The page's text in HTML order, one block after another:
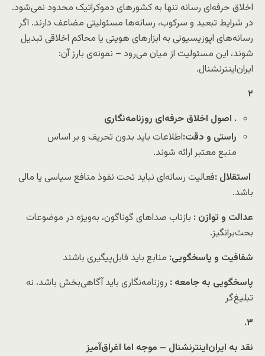
اخلاق حرفه‌ای رسانه تنها به کشورهای دموکراتیک محدود نمی‌شود.
در شرایط تبعید و سرکوب، رسانه‌ها مسئولیتی مضاعف دارند. اگر
رسانه‌های اپوزیسیونی به ابزارهای هویتی یا محاکم اخلاقی تبدیل
شوند، این مسئولیت از میان می‌رود – نمونه‌ی بارز آن:
ایران‌اینترنشنال.
۲
. اصول اخلاق حرفه‌ای روزنامه‌نگاری
راستی و دقت:اطلاعات باید بدون تحریف و بر اساس
منبع معتبر ارائه شوند.
استقلال :فعالیت رسانه‌ای نباید تحت نفوذ منافع سیاسی یا مالی
باشد.
عدالت و توازن : بازتاب صداهای گوناگون، به‌ویژه در موضوعات
بحث‌برانگیز.
شفافیت و پاسخگویی: منابع باید قابل‌پیگیری باشند
پاسخگویی به جامعه : روزنامه‌نگاری باید آگاهی‌بخش باشد، نه
تبلیغ‌گر
۳.
نقد به ایران‌اینترنشنال – موجه اما اغراق‌آمیز